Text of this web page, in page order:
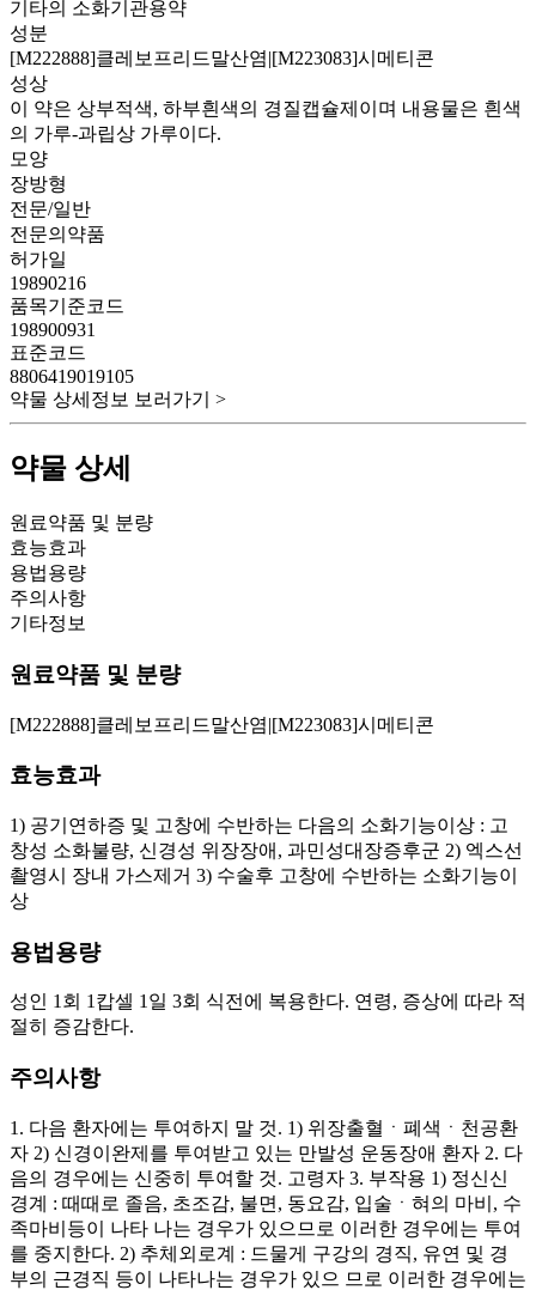
기타의 소화기관용약
성분
[M222888]클레보프리드말산염|[M223083]시메티콘
성상
이 약은 상부적색, 하부흰색의 경질캡슐제이며 내용물은 흰색
의 가루-과립상 가루이다.
모양
장방형
전문/일반
전문의약품
허가일
19890216
품목기준코드
198900931
표준코드
8806419019105
약물 상세정보 보러가기 >
약물 상세
원료약품 및 분량
효능효과
용법용량
주의사항
기타정보
원료약품 및 분량
[M222888]클레보프리드말산염|[M223083]시메티콘
효능효과
1) 공기연하증 및 고창에 수반하는 다음의 소화기능이상 : 고
창성 소화불량, 신경성 위장장애, 과민성대장증후군 2) 엑스선
촬영시 장내 가스제거 3) 수술후 고창에 수반하는 소화기능이
상
용법용량
성인 1회 1캅셀 1일 3회 식전에 복용한다. 연령, 증상에 따라 적
절히 증감한다.
주의사항
1. 다음 환자에는 투여하지 말 것. 1) 위장출혈ㆍ폐색ㆍ천공환
자 2) 신경이완제를 투여받고 있는 만발성 운동장애 환자 2. 다
음의 경우에는 신중히 투여할 것. 고령자 3. 부작용 1) 정신신
경계 : 때때로 졸음, 초조감, 불면, 동요감, 입술ㆍ혀의 마비, 수
족마비등이 나타 나는 경우가 있으므로 이러한 경우에는 투여
를 중지한다. 2) 추체외로계 : 드물게 구강의 경직, 유연 및 경
부의 근경직 등이 나타나는 경우가 있으 므로 이러한 경우에는